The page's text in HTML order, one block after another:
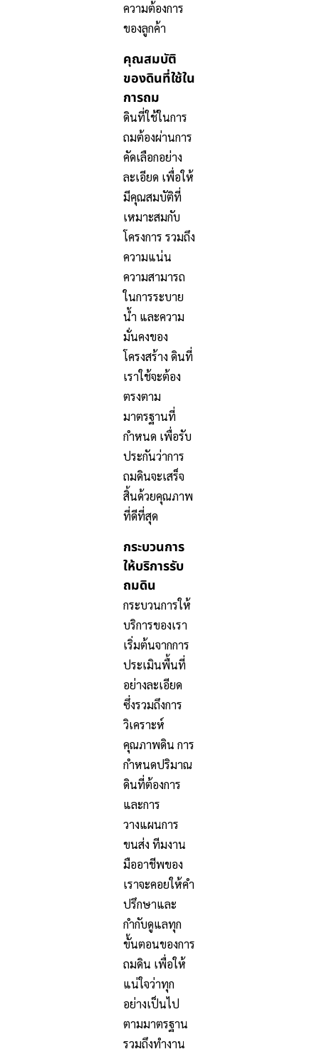
ความต้องการ
ของลูกค้า
คุณสมบัติ
ของดินที่ใช้ใน
การถม
ดินที่ใช้ในการ
ถมต้องผ่านการ
คัดเลือกอย่าง
ละเอียด เพื่อให้
มีคุณสมบัติที่
เหมาะสมกับ
โครงการ รวมถึง
ความแน่น
ความสามารถ
ในการระบาย
น้ำ และความ
มั่นคงของ
โครงสร้าง ดินที่
เราใช้จะต้อง
ตรงตาม
มาตรฐานที่
กำหนด เพื่อรับ
ประกันว่าการ
ถมดินจะเสร็จ
สิ้นด้วยคุณภาพ
ที่ดีที่สุด
กระบวนการ
ให้บริการรับ
ถมดิน
กระบวนการให้
บริการของเรา
เริ่มต้นจากการ
ประเมินพื้นที่
อย่างละเอียด
ซึ่งรวมถึงการ
วิเคราะห์
คุณภาพดิน การ
กำหนดปริมาณ
ดินที่ต้องการ
และการ
วางแผนการ
ขนส่ง ทีมงาน
มืออาชีพของ
เราจะคอยให้คำ
ปรึกษาและ
กำกับดูแลทุก
ขั้นตอนของการ
ถมดิน เพื่อให้
แน่ใจว่าทุก
อย่างเป็นไป
ตามมาตรฐาน
รวมถึงทำงาน